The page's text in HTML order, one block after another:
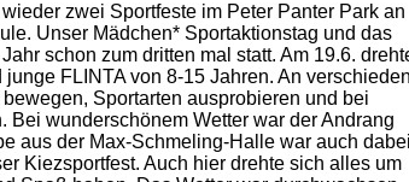
zwei Sportfeste im Peter Panter Park an
Unser Mädchen* Sportaktionstag und das
schon zum dritten mal statt. Am 19.6.
FLINTA von 8-15 Jahren. An
Sportarten ausprobieren und bei
Bei wunderschönem Wetter war der Andrang
aus der Max-Schmeling-Halle war auch
Kiezsportfest. Auch hier drehte sich alles um